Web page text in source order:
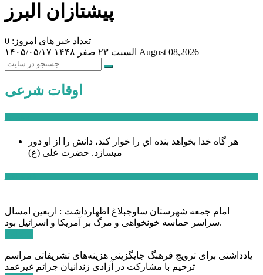
پیشتازان البرز
تعداد خبر های امروز: 0
۱۴۰۵/۰۵/۱۷
السبت ۲۳ صفر ۱۴۴۸ August 08,2026
اوقات شرعی
هر گاه خدا بخواهد بنده اي را خوار كند، دانش را از او دور
میسازد. حضرت علی (ع)
امام جمعه شهرستان ساوجبلاغ اظهارداشت : اربعین امسال
سراسر حماسه خونخواهی و مرگ بر آمریکا و اسرائیل بود.
یادداشتی برای ترویج فرهنگ جایگزینی هزینه‌های تشریفاتی مراسم
ترحیم با مشارکت در آزادی زندانیان جرائم غیرعمد